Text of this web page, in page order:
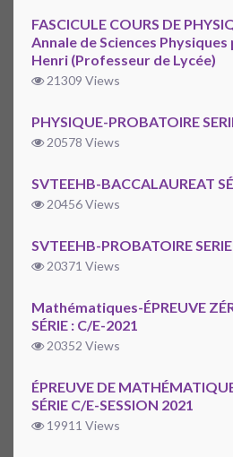
FASCICULE COURS DE
Annale de Sciences
Henri (Professeur de Lycée)
21309 Views
PHYSIQUE-PROBATOIRE
20578 Views
SVTEEHB-BACCALAUREAT
20456 Views
SVTEEHB-PROBATOIRE
20371 Views
Mathématiques-ÉPREUVE
SÉRIE : C/E-2021
20352 Views
ÉPREUVE DE
SÉRIE C/E-SESSION 2021
19911 Views